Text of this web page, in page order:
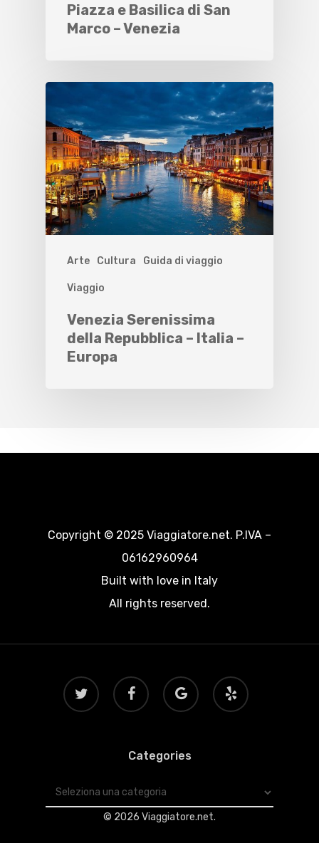
Piazza e Basilica di San
Marco – Venezia
Arte Cultura Guida di viaggio
Viaggio
Venezia Serenissima
della Repubblica – Italia –
Europa
Copyright © 2025 Viaggiatore.net. P.IVA –
06162960964
Built with love in Italy
All rights reserved.
twitter facebook
google-
plus
yelp
Categories
Categories
© 2026 Viaggiatore.net.